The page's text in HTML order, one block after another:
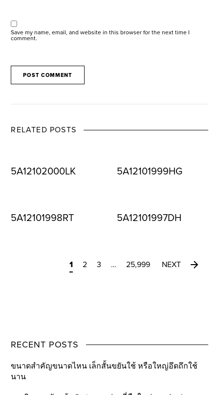
Save my name, email, and website in this browser for the next time I
comment.
RELATED POSTS
5A12102000LK 5A12101999HG
5A12101998RT 5A12101997DH
1 2 3 … 25,999 NEXT
RECENT POSTS
ขนาดสำคัญขนาดไหน เล็กสั้นขยันใช้ หรือใหญ่อึดถึกใช้
นาน